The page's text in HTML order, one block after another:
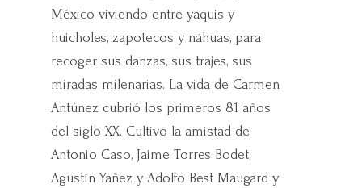
México viviendo entre yaquis y
huicholes, zapotecos y náhuas, para
recoger sus danzas, sus trajes, sus
miradas milenarias. La vida de Carmen
Antúnez cubrió los primeros 81 años
del siglo XX. Cultivó la amistad de
Antonio Caso, Jaime Torres Bodet,
Agustín Yañez y Adolfo Best Maugard y